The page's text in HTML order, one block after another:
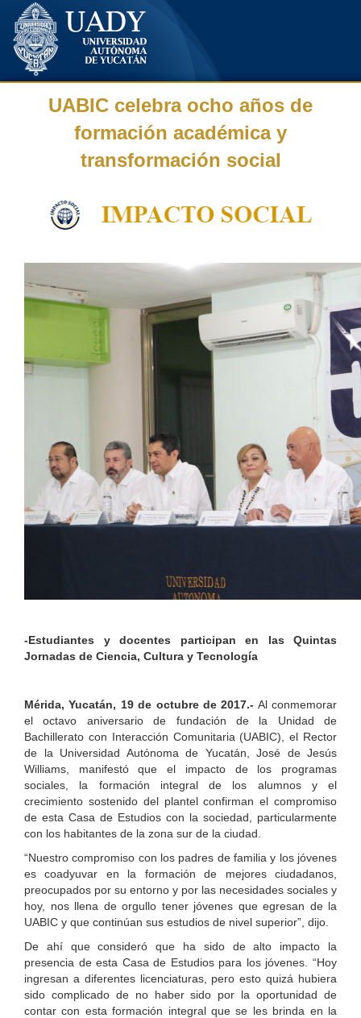
UABIC celebra ocho años de
formación académica y
transformación social
-Estudiantes y docentes participan en las Quintas
Jornadas de Ciencia, Cultura y Tecnología
Mérida, Yucatán, 19 de octubre de 2017.- Al conmemorar
el octavo aniversario de fundación de la Unidad de
Bachillerato con Interacción Comunitaria (UABIC), el Rector
de la Universidad Autónoma de Yucatán, José de Jesús
Williams, manifestó que el impacto de los programas
sociales, la formación integral de los alumnos y el
crecimiento sostenido del plantel confirman el compromiso
de esta Casa de Estudios con la sociedad, particularmente
con los habitantes de la zona sur de la ciudad.
“Nuestro compromiso con los padres de familia y los jóvenes
es coadyuvar en la formación de mejores ciudadanos,
preocupados por su entorno y por las necesidades sociales y
hoy, nos llena de orgullo tener jóvenes que egresan de la
UABIC y que continúan sus estudios de nivel superior”, dijo.
De ahí que consideró que ha sido de alto impacto la
presencia de esta Casa de Estudios para los jóvenes. “Hoy
ingresan a diferentes licenciaturas, pero esto quizá hubiera
sido complicado de no haber sido por la oportunidad de
contar con esta formación integral que se les brinda en la